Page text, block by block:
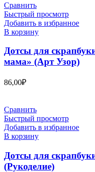
Сравнить
Быстрый просмотр
Добавить в избранное
В корзину
Дотсы для
мама» (Арт Узор)
86,00₽
Сравнить
Быстрый просмотр
Добавить в избранное
В корзину
Дотсы для
(Рукоделие)